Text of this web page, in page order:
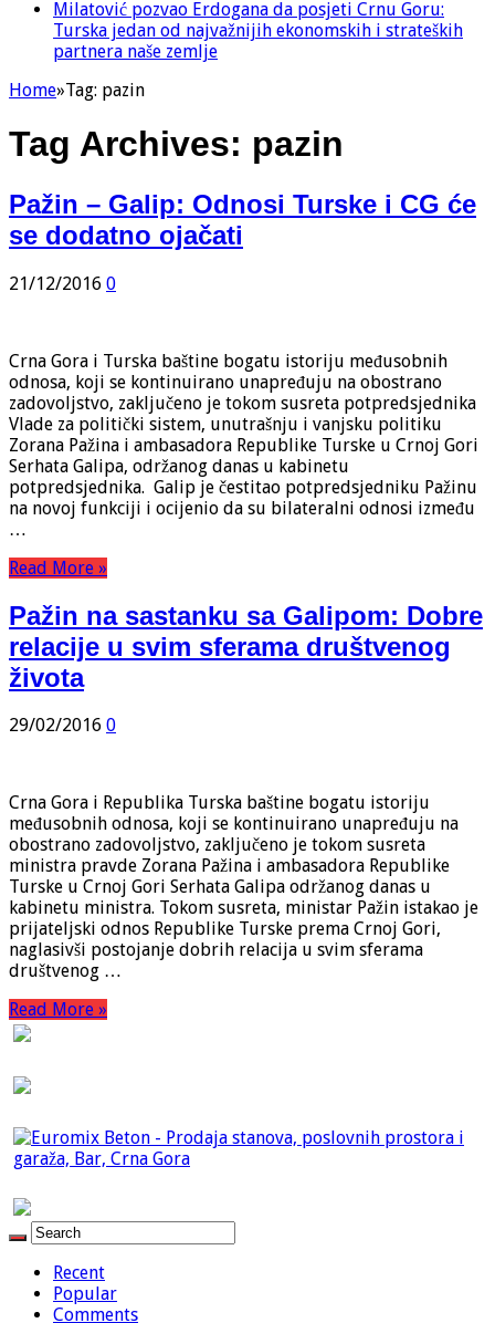
Milatović pozvao Erdogana da posjeti Crnu Goru:
Turska jedan od najvažnijih ekonomskih i strateških
partnera naše zemlje
Home»Tag: pazin
Tag Archives: pazin
Pažin – Galip: Odnosi Turske i CG će
se dodatno ojačati
21/12/2016 0
Crna Gora i Turska baštine bogatu istoriju međusobnih
odnosa, koji se kontinuirano unapređuju na obostrano
zadovoljstvo, zaključeno je tokom susreta potpredsjednika
Vlade za politički sistem, unutrašnju i vanjsku politiku
Zorana Pažina i ambasadora Republike Turske u Crnoj Gori
Serhata Galipa, održanog danas u kabinetu
potpredsjednika. Galip je čestitao potpredsjedniku Pažinu
na novoj funkciji i ocijenio da su bilateralni odnosi između
…
Read More »
Pažin na sastanku sa Galipom: Dobre
relacije u svim sferama društvenog
života
29/02/2016 0
Crna Gora i Republika Turska baštine bogatu istoriju
međusobnih odnosa, koji se kontinuirano unapređuju na
obostrano zadovoljstvo, zaključeno je tokom susreta
ministra pravde Zorana Pažina i ambasadora Republike
Turske u Crnoj Gori Serhata Galipa održanog danas u
kabinetu ministra. Tokom susreta, ministar Pažin istakao je
prijateljski odnos Republike Turske prema Crnoj Gori,
naglasivši postojanje dobrih relacija u svim sferama
društvenog …
Read More »
Recent
Popular
Comments